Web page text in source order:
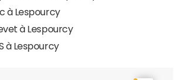
à Lespourcy
à Lespourcy
à Lespourcy